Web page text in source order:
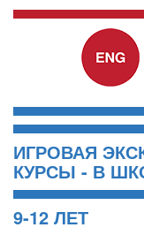
ИГРОВАЯ
КУРСЫ - В
9-12 ЛЕТ